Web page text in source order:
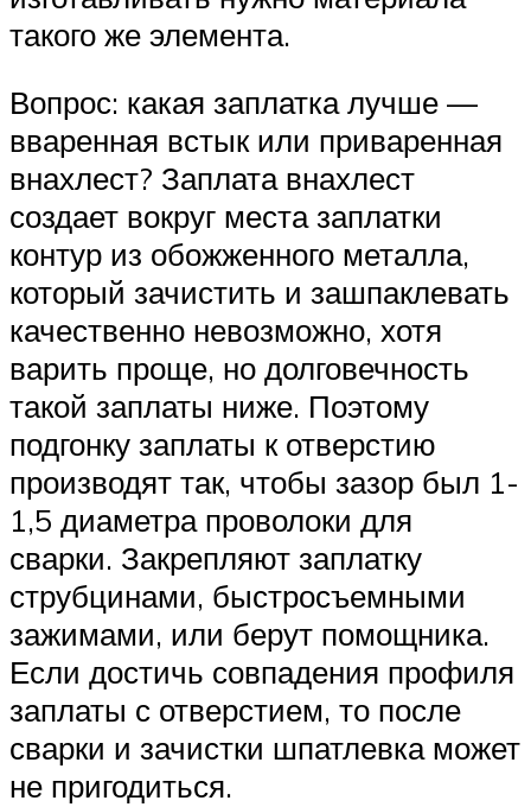
такого же элемента.
Вопрос: какая заплатка лучше —
вваренная встык или приваренная
внахлест? Заплата внахлест
создает вокруг места заплатки
контур из обожженного металла,
который зачистить и зашпаклевать
качественно невозможно, хотя
варить проще, но долговечность
такой заплаты ниже. Поэтому
подгонку заплаты к отверстию
производят так, чтобы зазор был 1-
1,5 диаметра проволоки для
сварки. Закрепляют заплатку
струбцинами, быстросъемными
зажимами, или берут помощника.
Если достичь совпадения профиля
заплаты с отверстием, то после
сварки и зачистки шпатлевка может
не пригодиться.